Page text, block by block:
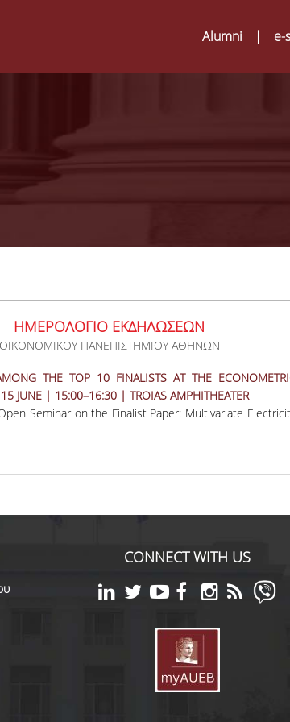
Alumni | e-
ΗΜΕΡΟΛΟΓΙΟ ΕΚΔΗΛΩΣΕΩΝ
ΟΙΚΟΝΟΜΙΚΟΥ ΠΑΝΕΠΙΣΤΗΜΙΟΥ ΑΘΗΝΩΝ
THE TOP 10 FINALISTS AT THE
15 JUNE | 15:00–16:30 | TROIAS AMPHITHEATER
Seminar on the Finalist Paper: Multivariate
CONNECT WITH US